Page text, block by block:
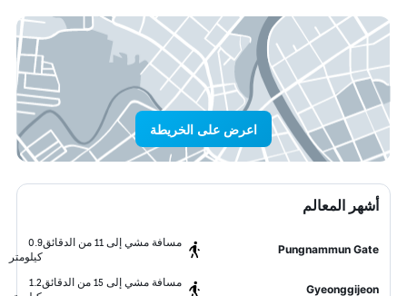
اعرض على الخريطة
أشهر المعالم
Pungnammun Gate
مسافة مشي إلى 11 من الدقائق
0.9
كيلومتر
Gyeonggijeon
مسافة مشي إلى 15 من الدقائق
1.2